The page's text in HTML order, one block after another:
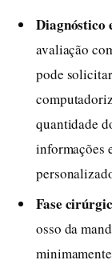
Diagnóstico
avaliação
pode
quantidade
informações
Fase
osso da